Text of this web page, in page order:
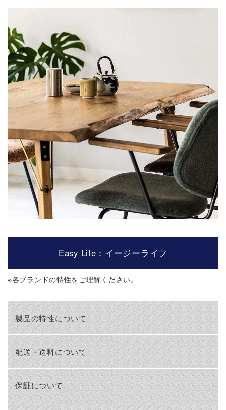
Easy Life：イージーライフ
※各ブランドの特性をご理解ください。
製品の特性について
配送・送料について
保証について